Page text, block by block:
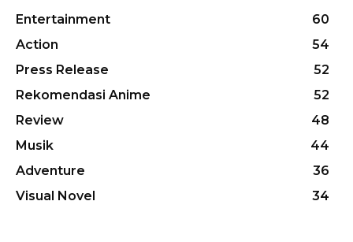
Entertainment
60
Action
54
Press Release
52
Rekomendasi Anime
52
Review
48
Musik
44
Adventure
36
Visual Novel
34